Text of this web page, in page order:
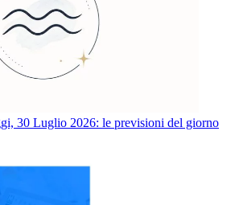
30 Luglio 2026: le previsioni del giorno